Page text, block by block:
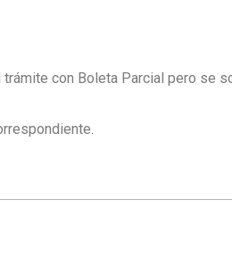
con Boleta Parcial pero se